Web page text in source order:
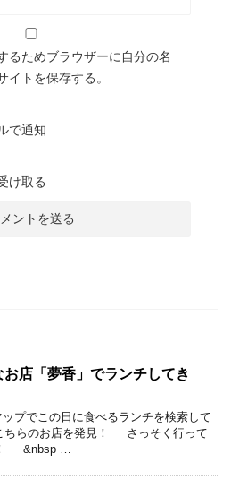
るためブラウザーに自分の名
イトを保存する。
で通知
け取る
お店「夢香」でランチしてき
プでこの日に食べるランチを検索して
らのお店を発見！ さっそく行って
&nbsp …